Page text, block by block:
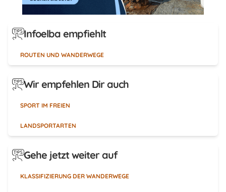
Infoelba empfiehlt
ROUTEN UND WANDERWEGE
Wir empfehlen Dir auch
SPORT IM FREIEN
LANDSPORTARTEN
Gehe jetzt weiter auf
KLASSIFIZIERUNG DER WANDERWEGE